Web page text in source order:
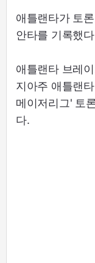
애틀랜타가 토
안타를 기록했
애틀랜타 브레
지아주 애틀랜
메이저리그' 토
다.